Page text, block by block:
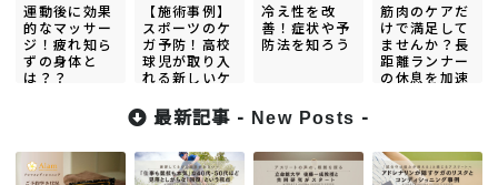
運動後に効果
的なマッサー
ジ！疲れ知ら
ずの身体と
は？？
【施術事例】
スポーツのケ
ガ予防！高校
球児が取り入
れる新しいケ
冷え性を改
善！症状や予
防法を知ろう
筋肉のケアだ
けで満足して
ませんか？長
距離ランナー
の休息を加速
最新記事 - New Posts -